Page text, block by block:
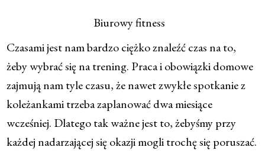
Biurowy fitness
Czasami jest nam bardzo ciężko znaleźć czas na to,
żeby wybrać się na trening. Praca i obowiązki domowe
zajmują nam tyle czasu, że nawet zwykłe spotkanie z
koleżankami trzeba zaplanować dwa miesiące
wcześniej. Dlatego tak ważne jest to, żebyśmy przy
każdej nadarzającej się okazji mogli trochę się poruszać.